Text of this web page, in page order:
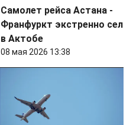
Самолет рейса Астана -
Франфуркт экстренно сел
в Актобе
08 мая 2026 13:38